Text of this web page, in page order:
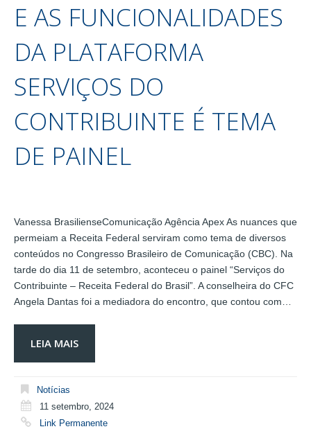
E AS FUNCIONALIDADES
DA PLATAFORMA
SERVIÇOS DO
CONTRIBUINTE É TEMA
DE PAINEL
Vanessa BrasilienseComunicação Agência Apex As nuances que
permeiam a Receita Federal serviram como tema de diversos
conteúdos no Congresso Brasileiro de Comunicação (CBC). Na
tarde do dia 11 de setembro, aconteceu o painel “Serviços do
Contribuinte – Receita Federal do Brasil”. A conselheira do CFC
Angela Dantas foi a mediadora do encontro, que contou com…
LEIA MAIS
Notícias
11 setembro, 2024
Link Permanente